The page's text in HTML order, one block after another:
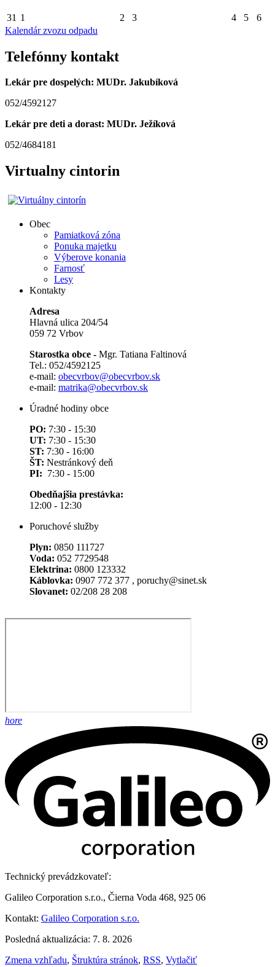
31 1 2 3 4 5
6
Kalendár zvozu odpadu
Telefónny kontakt
Lekár pre dospelých: MUDr. Jakubíková
052/4592127
Lekár pre deti a dorast: MUDr. Ježíková
052/4684181
Virtualny cintorin
Obec
Pamiatková zóna
Ponuka majetku
Výberove konania
Farnosť
Lesy
Kontakty
Adresa
Hlavná ulica 204/54
059 72 Vrbov
Starostka obce - Mgr. Tatiana Faltinová
Tel.: 052/4592125
e-mail: obecvrbov@obecvrbov.sk
e-mail: matrika@obecvrbov.sk
Úradné hodiny obce
PO: 7:30 - 15:30
UT: 7:30 - 15:30
ST: 7:30 - 16:00
ŠT: Nestránkový deň
PI: 7:30 - 15:00
Obedňajšia prestávka:
12:00 - 12:30
Poruchové služby
Plyn: 0850 111727
Voda: 052 7729548
Elektrina: 0800 123332
Káblovka: 0907 772 377 , poruchy@sinet.sk
Slovanet: 02/208 28 208
hore
Technický prevádzkovateľ:
Galileo Corporation s.r.o., Čierna Voda 468, 925 06
Kontakt: Galileo Corporation s.r.o.
Posledná aktualizácia: 7. 8. 2026
Zmena vzhľadu, Štruktúra stránok, RSS, Vytlačiť